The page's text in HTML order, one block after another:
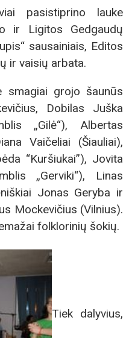
pasistiprino lauke
ir Ligitos Gedgaudų
sausainiais, Editos
ir vaisių arbata.
smagiai grojo šaunūs
Dobilas Juška
„Gilė“), Albertas
Vaičeliai (Šiauliai),
“Kuršiukai”), Jovita
„Gerviki“), Linas
Jonas Geryba ir
Mockevičius (Vilnius).
folklorinių šokių.
Tiek dalyvius,